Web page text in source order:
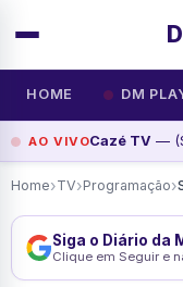
HOME DM
AO VIVOCazé TV —
Home›TV›Programação›
Siga o Diário da
Clique em Seguir e